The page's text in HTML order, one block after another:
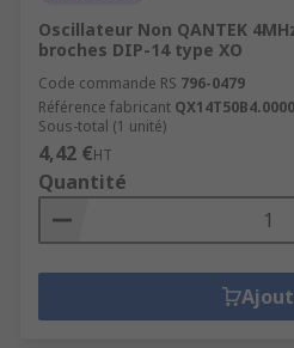
Oscillateur Non QANTEK
broches DIP-14 type XO
Code commande RS 796-0479
Référence fabricant
Sous-total (1 unité)
4,42 €HT
Quantité